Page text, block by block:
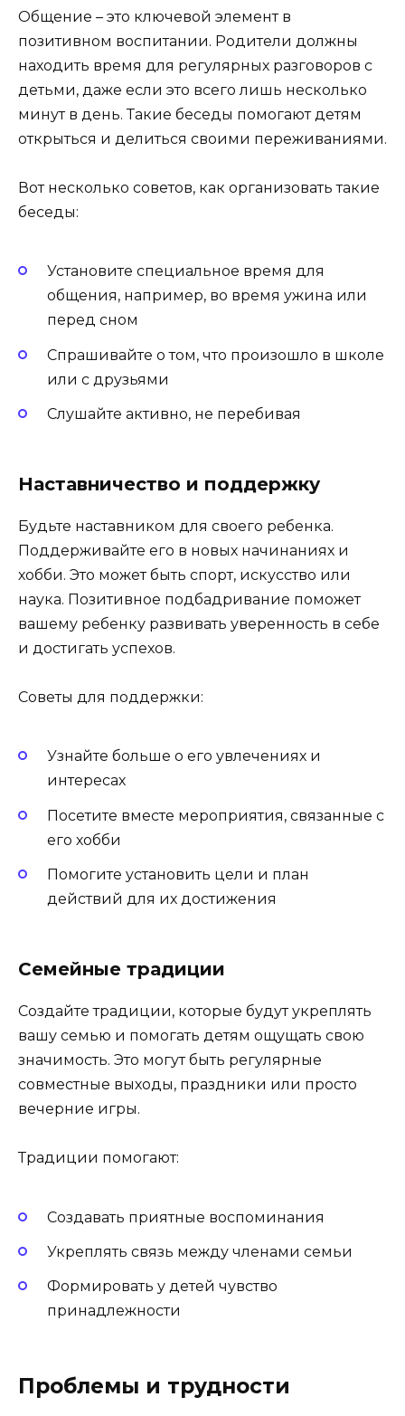
Общение – это ключевой элемент в
позитивном воспитании. Родители должны
находить время для регулярных разговоров с
детьми, даже если это всего лишь несколько
минут в день. Такие беседы помогают детям
открыться и делиться своими переживаниями.
Вот несколько советов, как организовать такие
беседы:
Установите специальное время для
общения, например, во время ужина или
перед сном
Спрашивайте о том, что произошло в школе
или с друзьями
Слушайте активно, не перебивая
Наставничество и поддержку
Будьте наставником для своего ребенка.
Поддерживайте его в новых начинаниях и
хобби. Это может быть спорт, искусство или
наука. Позитивное подбадривание поможет
вашему ребенку развивать уверенность в себе
и достигать успехов.
Советы для поддержки:
Узнайте больше о его увлечениях и
интересах
Посетите вместе мероприятия, связанные с
его хобби
Помогите установить цели и план
действий для их достижения
Семейные традиции
Создайте традиции, которые будут укреплять
вашу семью и помогать детям ощущать свою
значимость. Это могут быть регулярные
совместные выходы, праздники или просто
вечерние игры.
Традиции помогают:
Создавать приятные воспоминания
Укреплять связь между членами семьи
Формировать у детей чувство
принадлежности
Проблемы и трудности